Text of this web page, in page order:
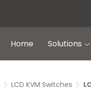
Home Solutions
LCD KVM Switches